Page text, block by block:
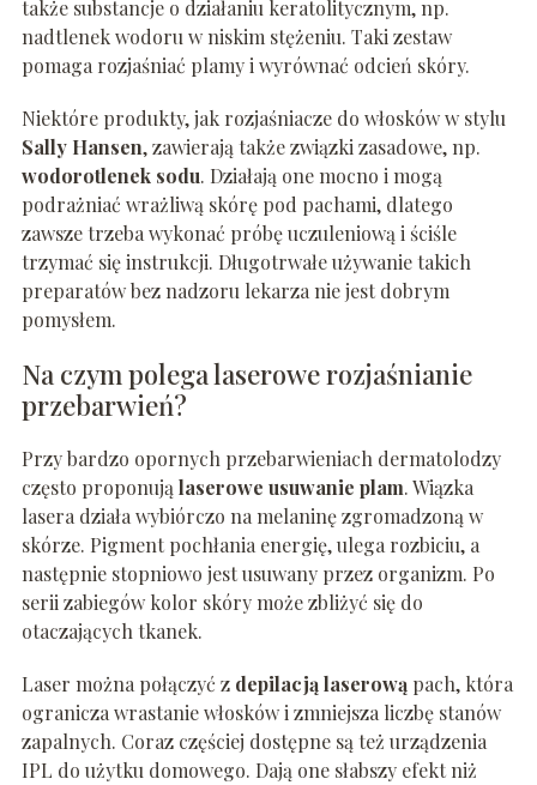
także substancje o działaniu keratolitycznym, np.
nadtlenek wodoru w niskim stężeniu. Taki zestaw
pomaga rozjaśniać plamy i wyrównać odcień skóry.
Niektóre produkty, jak rozjaśniacze do włosków w stylu
Sally Hansen, zawierają także związki zasadowe, np.
wodorotlenek sodu. Działają one mocno i mogą
podrażniać wrażliwą skórę pod pachami, dlatego
zawsze trzeba wykonać próbę uczuleniową i ściśle
trzymać się instrukcji. Długotrwałe używanie takich
preparatów bez nadzoru lekarza nie jest dobrym
pomysłem.
Na czym polega laserowe rozjaśnianie
przebarwień?
Przy bardzo opornych przebarwieniach dermatolodzy
często proponująlaserowe usuwanie plam. Wiązka
lasera działa wybiórczo na melaninę zgromadzoną w
skórze. Pigment pochłania energię, ulega rozbiciu, a
następnie stopniowo jest usuwany przez organizm. Po
serii zabiegów kolor skóry może zbliżyć się do
otaczających tkanek.
Laser można połączyć z depilacją laserowąpach, która
ogranicza wrastanie włosków i zmniejsza liczbę stanów
zapalnych. Coraz częściej dostępne są też urządzenia
IPL do użytku domowego. Dają one słabszy efekt niż